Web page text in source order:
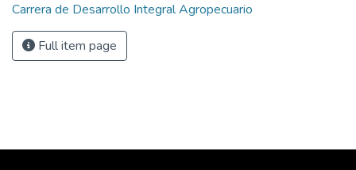
Carrera de Desarrollo Integral Agropecuario
Full item page